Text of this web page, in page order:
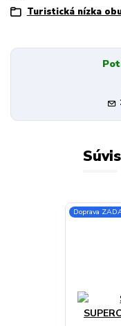
Turistická nízka
Doprava